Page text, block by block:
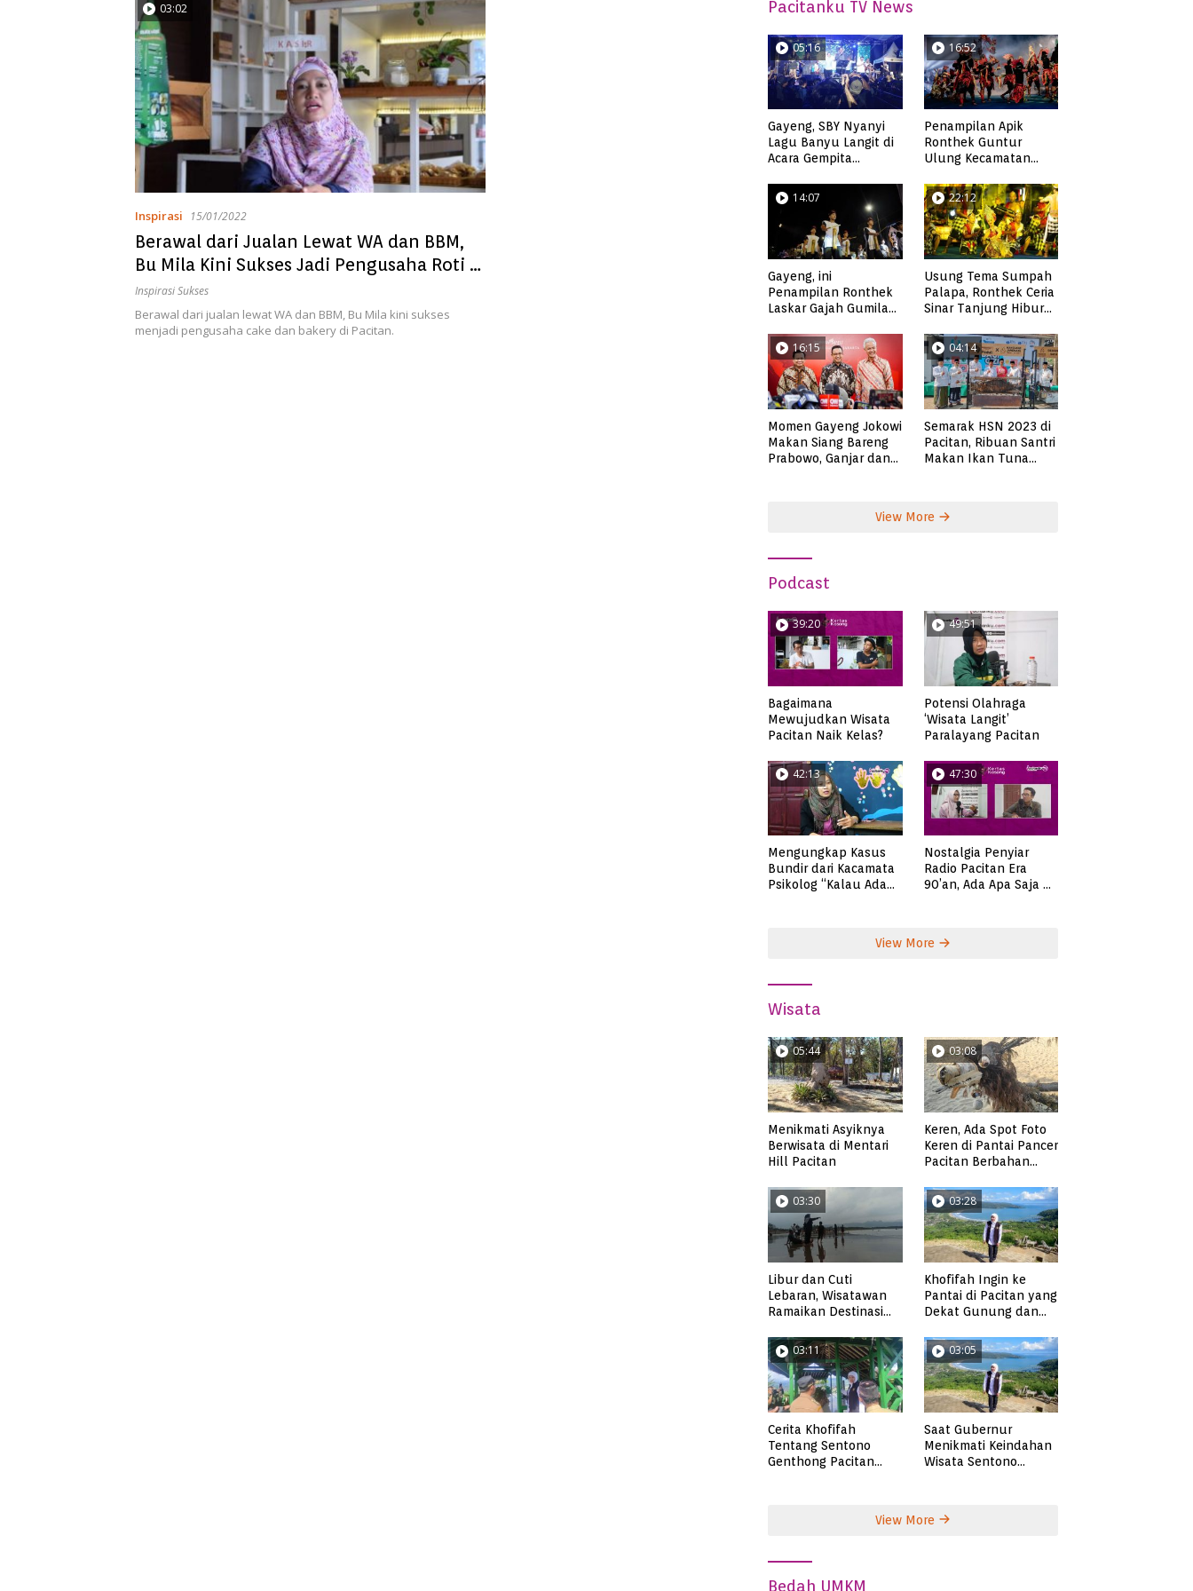
03:02
Inspirasi 15/01/2022
Berawal dari Jualan Lewat WA dan BBM,
Bu Mila Kini Sukses Jadi Pengusaha Roti di
Pacitan
Inspirasi Sukses
Berawal dari jualan lewat WA dan BBM, Bu Mila kini sukses
menjadi pengusaha cake dan bakery di Pacitan.
Pacitanku TV News
05:16
Gayeng, SBY Nyanyi
Lagu Banyu Langit di
Acara Gempita
16:52
Penampilan Apik
Ronthek Guntur
Ulung Kecamatan
14:07
Gayeng, ini
Penampilan Ronthek
Laskar Gajah Gumilap
22:12
Usung Tema Sumpah
Palapa, Ronthek Ceria
Sinar Tanjung Hibur
FRP 2023
16:15
Momen Gayeng Jokowi
Makan Siang Bareng
Prabowo, Ganjar dan
04:14
Semarak HSN 2023 di
Pacitan, Ribuan Santri
Makan Ikan Tuna
View More
Podcast
39:20
Bagaimana
Mewujudkan Wisata
Pacitan Naik Kelas?
49:51
Potensi Olahraga
‘Wisata Langit’
Paralayang Pacitan
42:13
Mengungkap Kasus
Bundir dari Kacamata
Psikolog “Kalau Ada
47:30
Nostalgia Penyiar
Radio Pacitan Era
90’an, Ada Apa Saja di
View More
Wisata
05:44
Menikmati Asyiknya
Berwisata di Mentari
Hill Pacitan
03:08
Keren, Ada Spot Foto
Keren di Pantai Pancer
Pacitan Berbahan
03:30
Libur dan Cuti
Lebaran, Wisatawan
Ramaikan Destinasi
03:28
Khofifah Ingin ke
Pantai di Pacitan yang
Dekat Gunung dan
Pangasan?
03:11
Cerita Khofifah
Tentang Sentono
Genthong Pacitan
03:05
Saat Gubernur
Menikmati Keindahan
Wisata Sentono
View More
Bedah UMKM